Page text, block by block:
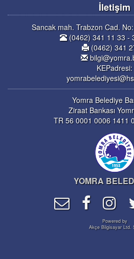
İletişim
Sancak mah. Trabzon Cad.
(0462) 341 11 33 -
(0462) 341
KEPadresi:
Yomra Belediye
Ziraat Bankası
TR 56 0001 0006 1411
YOMRA
Powered by
Akçe Bilgisayar Ltd.